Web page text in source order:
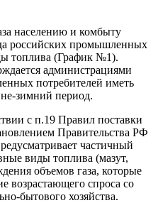
населению и комбыту
российских промышленных
топлива (График №1).
администрациями
потребителей иметь
зимний период.
с п.19 Правил поставки
Правительства РФ
частичный
виды топлива (мазут,
объемов газа, которые
возрастающего спроса со
бытового хозяйства.